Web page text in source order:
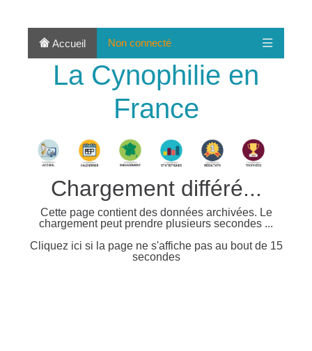
Accueil Non connecté
La Cynophilie en
France
Chargement différé...
Cette page contient des données archivées. Le
chargement peut prendre plusieurs secondes ...
Cliquez ici si la page ne s'affiche pas au bout de 15
secondes